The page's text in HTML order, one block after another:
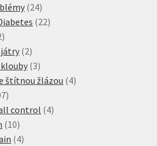
produktů
2424
produktů
2222
2
produkty
22
produkty
33
produkty
štítnou žlázou 44
97
produktů
control 44
1010
produktů
44